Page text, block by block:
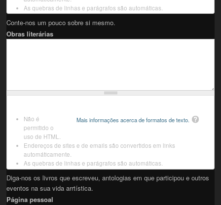
As quebras de linhas e parágrafos são automáticas.
Conte-nos um pouco sobre si mesmo.
Obras literárias
Mais informações acerca de formatos de texto.
Não é
permitido o
uso de HTML.
Endereços de sites e de emails são convertidos em links
automáticamente.
As quebras de linhas e parágrafos são automáticas.
Diga-nos os livros que escreveu, antologias em que participou e outros
eventos na sua vida arrtística.
Página pessoal